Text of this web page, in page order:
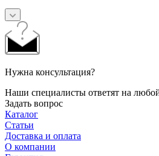
Нужна консультация?
Наши специалисты ответят на
Задать вопрос
Каталог
Статьи
Доставка и оплата
О компании